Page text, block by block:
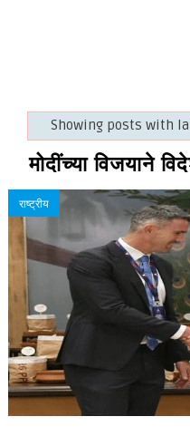
Showing posts with
मोदींच्या विजयाने
राष्ट्रीय